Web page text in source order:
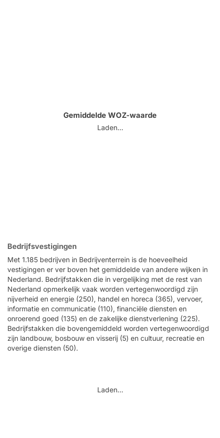
Gemiddelde WOZ-waarde
Laden...
Bedrijfsvestigingen
Met 1.185 bedrijven in Bedrijventerrein is de hoeveelheid
vestigingen er ver boven het gemiddelde van andere wijken in
Nederland. Bedrijfstakken die in vergelijking met de rest van
Nederland opmerkelijk vaak worden vertegenwoordigd zijn
nijverheid en energie (250), handel en horeca (365), vervoer,
informatie en communicatie (110), financiële diensten en
onroerend goed (135) en de zakelijke dienstverlening (225).
Bedrijfstakken die bovengemiddeld worden vertegenwoordigd
zijn landbouw, bosbouw en visserij (5) en cultuur, recreatie en
overige diensten (50).
Laden...